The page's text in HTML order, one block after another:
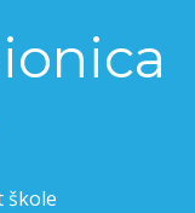
škole